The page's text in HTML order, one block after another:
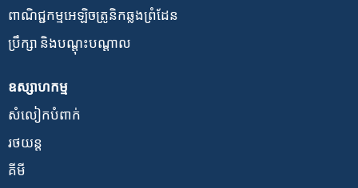
ពាណិជ្ជកម្មអេឡិចត្រូនិកឆ្លងព្រំដែន
ប្រឹក្សា និងបណ្តុះបណ្តាល
ឧស្សាហកម្ម
សំលៀកបំពាក់
រថយន្ត
គីមី